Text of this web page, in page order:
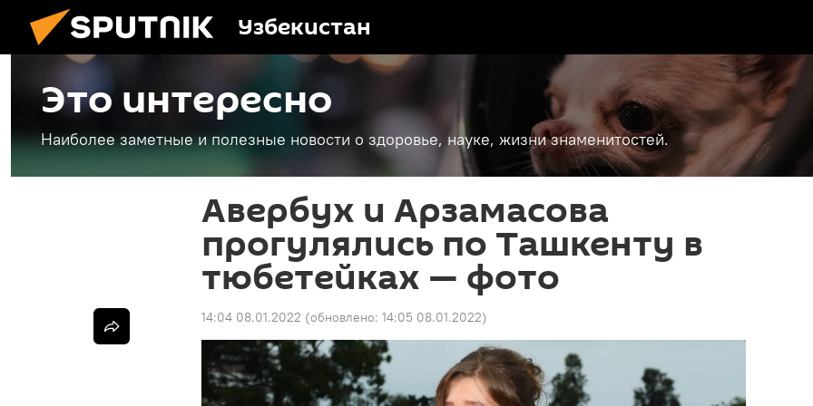
Узбекистан
Это интересно
Наиболее заметные и полезные новости о здоровье, науке, жизни знаменитостей.
Авербух и Арзамасова
прогулялись по Ташкенту в
тюбетейках — фото
14:04 08.01.2022 (обновлено: 14:05 08.01.2022)